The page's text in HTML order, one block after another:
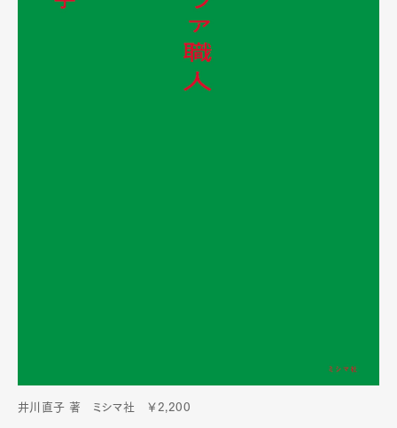
井川直子 著 ミシマ社 ￥2,200